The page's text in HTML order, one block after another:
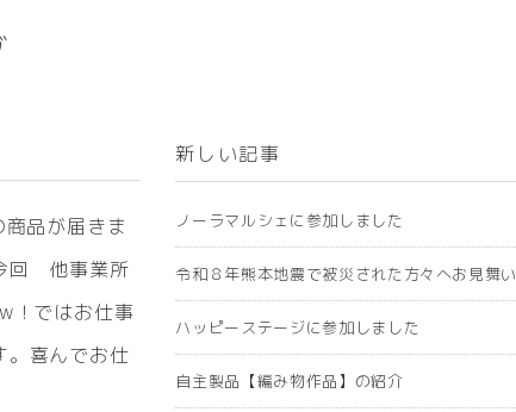
品が届きま
回 他事業所
！ではお仕事
。喜んでお仕
新しい記事
ノーラマルシェに参加しました
令和８年熊本地震で被災された方々へお見舞い
ハッピーステージに参加しました
自主製品【編み物作品】の紹介